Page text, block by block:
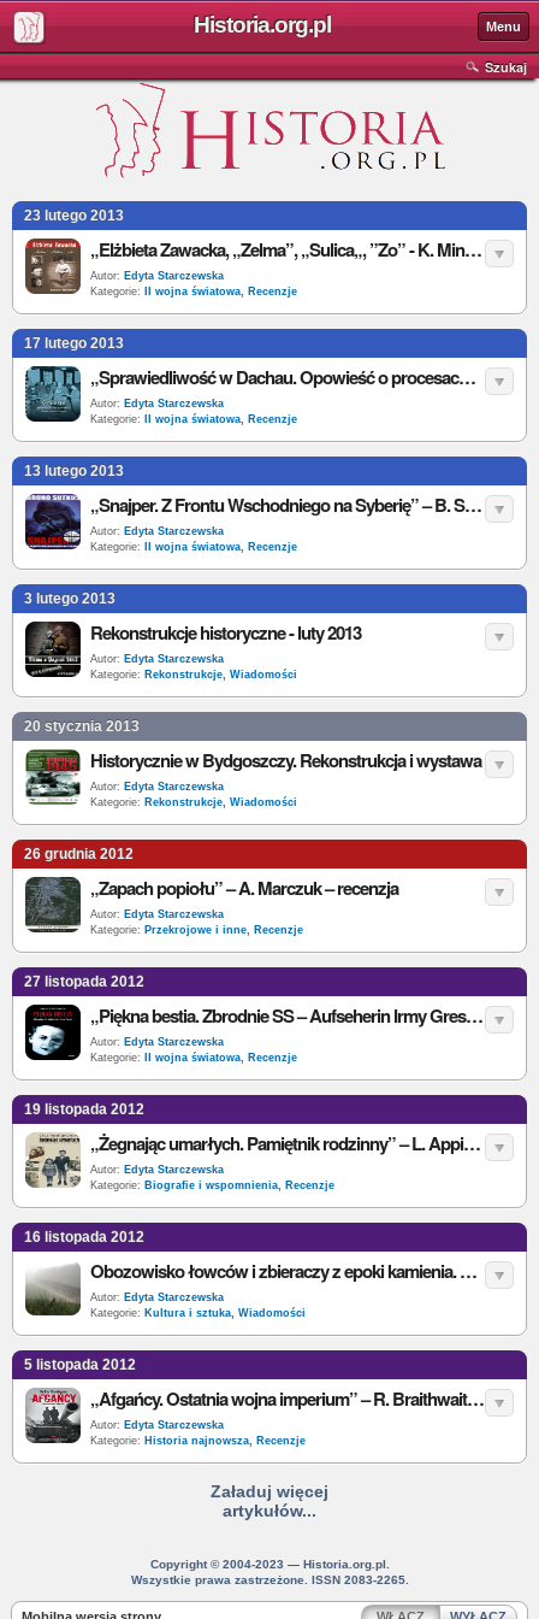
Historia.org.pl Menu
Szukaj
23 lutego 2013
„Elżbieta Zawacka, „Zelma”, „Sulica„, ”Zo” - K. Minczykowska - recenzja
Autor: Edyta Starczewska
Kategorie:
II wojna światowa, Recenzje
17 lutego 2013
„Sprawiedliwość w Dachau. Opowieść o procesach nazistów” – J. M. Greene – recenzja
Autor: Edyta Starczewska
Kategorie:
II wojna światowa, Recenzje
13 lutego 2013
„Snajper. Z Frontu Wschodniego na Syberię” – B. Sutkus – recenzja
Autor: Edyta Starczewska
Kategorie:
II wojna światowa, Recenzje
3 lutego 2013
Rekonstrukcje historyczne - luty 2013
Autor: Edyta Starczewska
Kategorie: Rekonstrukcje, Wiadomości
20 stycznia 2013
Historycznie w Bydgoszczy. Rekonstrukcja i wystawa
Autor: Edyta Starczewska
Kategorie: Rekonstrukcje, Wiadomości
26 grudnia 2012
„Zapach popiołu” – A. Marczuk – recenzja
Autor: Edyta Starczewska
Kategorie: Przekrojowe i inne, Recenzje
27 listopada 2012
„Piękna bestia. Zbrodnie SS – Aufseherin Irmy Grese”– D. P. Brown – recenzja
Autor: Edyta Starczewska
Kategorie:
II wojna światowa, Recenzje
19 listopada 2012
„Żegnając umarłych. Pamiętnik rodzinny” – L. Appignanesi – recenzja
Autor: Edyta Starczewska
Kategorie: Biografie i wspomnienia, Recenzje
16 listopada 2012
Obozowisko łowców i zbieraczy z epoki kamienia. Nowy projekt Muzeum Archeologicznego w Biskupinie
Autor: Edyta Starczewska
Kategorie: Kultura i sztuka, Wiadomości
5 listopada 2012
„Afgańcy. Ostatnia wojna imperium” – R. Braithwaite– recenzja
Autor: Edyta Starczewska
Kategorie: Historia najnowsza, Recenzje
Załaduj więcej
artykułów...
Copyright © 2004-2023 — Historia.org.pl.
Wszystkie prawa zastrzeżone. ISSN 2083-2265.